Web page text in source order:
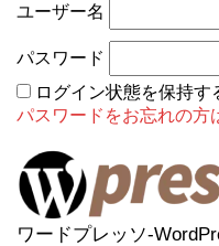
ユーザー名
パスワード
ログイン状態を保持す
パスワードをお忘れの方
ワードプレッソ-